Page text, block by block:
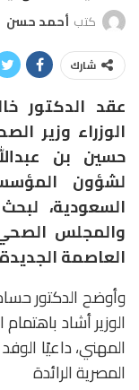
كتب أحمد حسن
شارك
عقد الدكتور
الوزراء وزير
حسين بن
لشؤون
السعودية،
والمجلس
العاصمة الجديدة
وأوضح الدكتور
الوزير أشاد
المهني، داعيًا
المصرية الرائدة